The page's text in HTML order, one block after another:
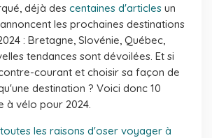
déjà des centaines d'articles un
les prochaines destinations
: Bretagne, Slovénie, Québec,
tendances sont dévoilées. Et si
courant et choisir sa façon de
destination ? Voici donc 10
à vélo pour 2024.
les raisons d'oser voyager à